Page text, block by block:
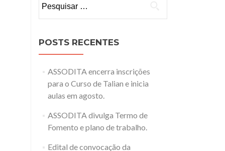
por:
POSTS RECENTES
ASSODITA encerra inscrições
para o Curso de Talian e inicia
aulas em agosto.
ASSODITA divulga Termo de
Fomento e plano de trabalho.
Edital de convocação da